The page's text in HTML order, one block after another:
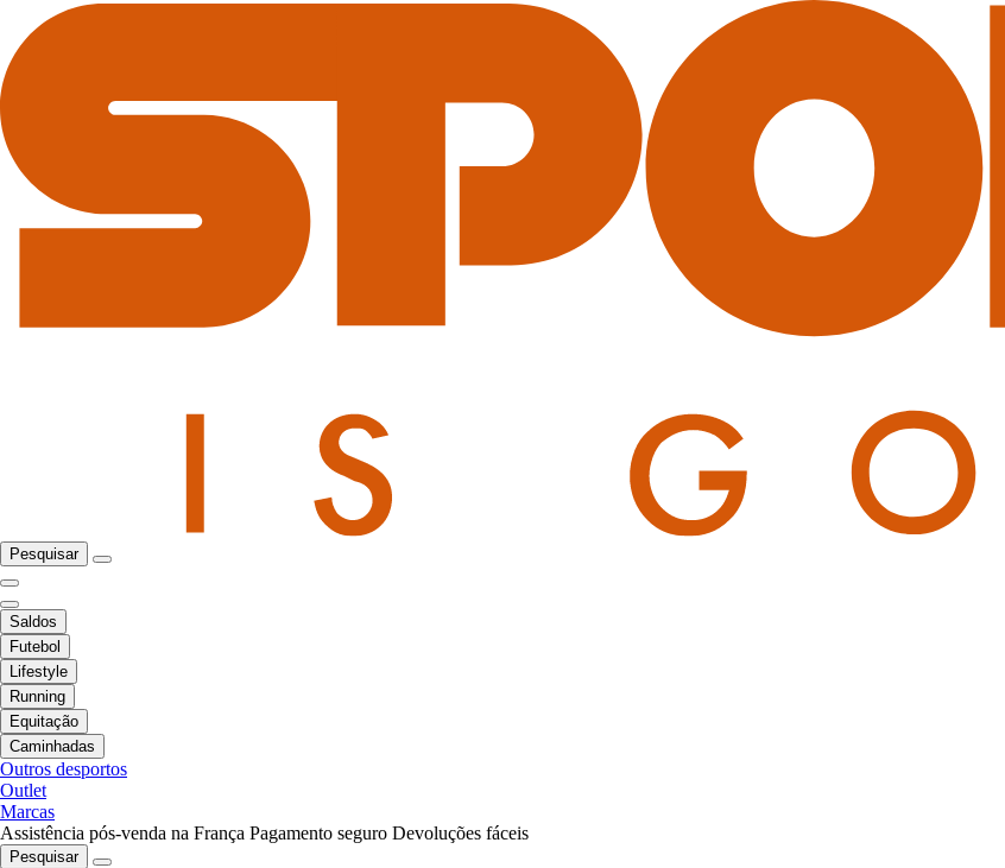
Pesquisar
Saldos
Futebol
Lifestyle
Running
Equitação
Caminhadas
Outros desportos
Outlet
Marcas
Assistência pós-venda na França Pagamento seguro Devoluções fáceis
Pesquisar